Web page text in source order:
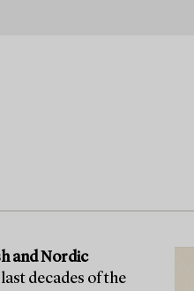
and Nordic
decades of the